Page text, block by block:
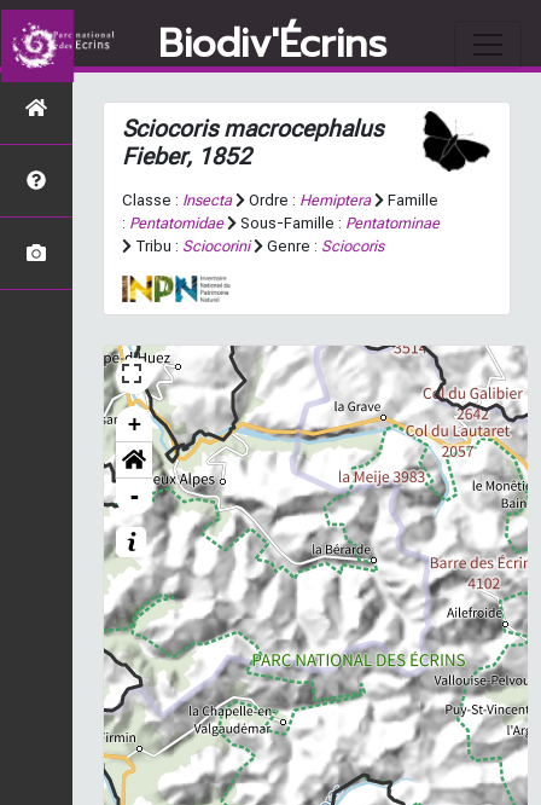
Biodiv'Écrins
Sciocoris macrocephalus
Fieber, 1852
Classe : Insecta Ordre : Hemiptera
Famille
: Pentatomidae Sous-Famille : Pentatominae
Tribu : Sciocorini Genre : Sciocoris
+
-